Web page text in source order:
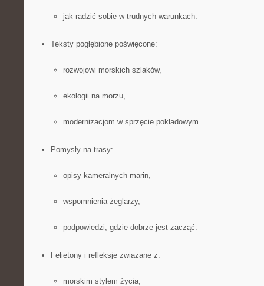
jak radzić sobie w trudnych warunkach.
Teksty pogłębione poświęcone:
rozwojowi morskich szlaków,
ekologii na morzu,
modernizacjom w sprzęcie pokładowym.
Pomysły na trasy:
opisy kameralnych marin,
wspomnienia żeglarzy,
podpowiedzi, gdzie dobrze jest zacząć.
Felietony i refleksje związane z:
morskim stylem życia,